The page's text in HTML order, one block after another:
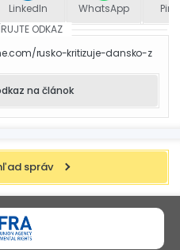
LinkedIn WhatsApp
ODKAZ
rusko-kritizuje-dansko-z
na článok
správ